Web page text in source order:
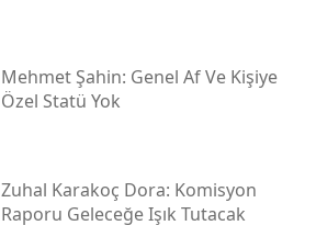
Mehmet Şahin: Genel Af Ve Kişiye
Özel Statü Yok
Zuhal Karakoç Dora: Komisyon
Raporu Geleceğe Işık Tutacak